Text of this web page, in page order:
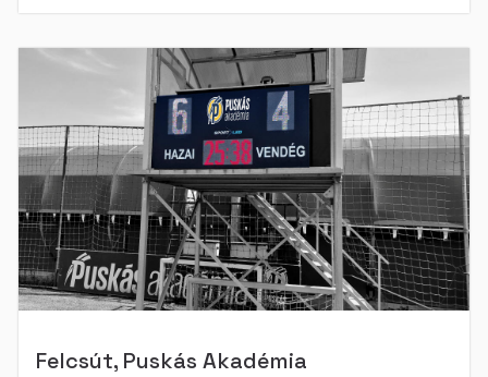
Felcsút, Puskás Akadémia